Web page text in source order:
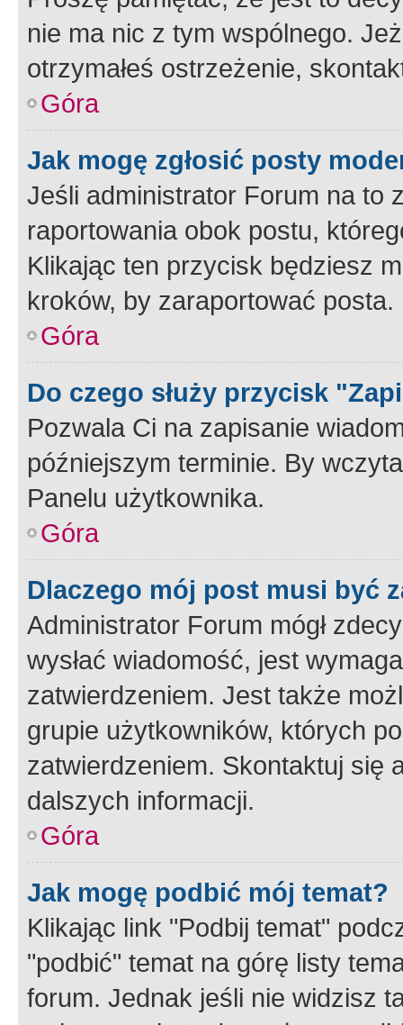
nie ma nic z tym wspólnego.
otrzymałeś ostrzeżenie,
Góra
Jak mogę zgłosić posty
Jeśli administrator Forum na to
raportowania obok postu,
Klikając ten przycisk będziesz
kroków, by zaraportować posta.
Góra
Do czego służy przycisk
Pozwala Ci na zapisanie
późniejszym terminie. By
Panelu użytkownika.
Góra
Dlaczego mój post musi być
Administrator Forum mógł
wysłać wiadomość, jest
zatwierdzeniem. Jest także
grupie użytkowników, których
zatwierdzeniem. Skontaktuj się
dalszych informacji.
Góra
Jak mogę podbić mój temat?
Klikając link "Podbij temat"
"podbić" temat na górę listy
forum. Jednak jeśli nie widzisz